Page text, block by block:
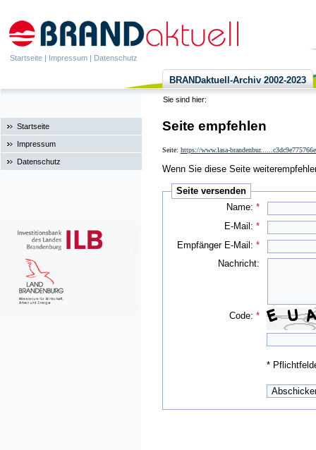
Startseite | Impressum | Datenschutz
BRANDaktuell-Archiv 2002-2023
Sie sind hier:
Startseite
Impressum
Datenschutz
Seite empfehlen
Seite: https://www.lasa-
Wenn Sie diese Seite
Seite versenden
Name:*
E-Mail:*
Empfänger E-Mail:*
Nachricht:
Code:*
*